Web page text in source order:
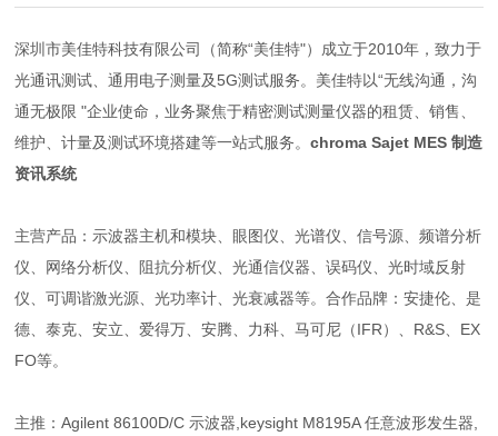
深圳市美佳特科技有限公司（简称“美佳特"）成立于2010年，致力于
光通讯测试、通用电子测量及5G测试服务。美佳特以“无线沟通，沟
通无极限 "企业使命，业务聚焦于精密测试测量仪器的租赁、销售、
维护、计量及测试环境搭建等一站式服务。chroma Sajet MES 制造
资讯系统
主营产品：示波器主机和模块、眼图仪、光谱仪、信号源、频谱分析
仪、网络分析仪、阻抗分析仪、光通信仪器、误码仪、光时域反射
仪、可调谐激光源、光功率计、光衰减器等。合作品牌：安捷伦、是
德、泰克、安立、爱得万、安腾、力科、马可尼（IFR）、R&S、EX
FO等。
主推：Agilent 86100D/C 示波器,keysight M8195A 任意波形发生器,